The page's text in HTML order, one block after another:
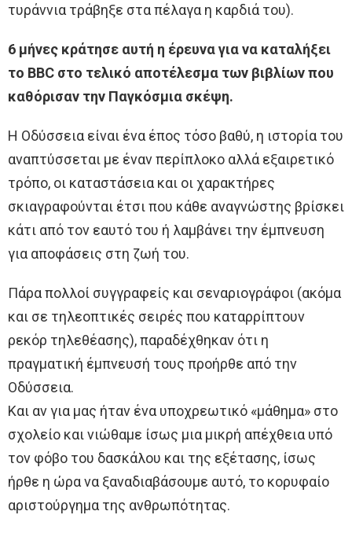
τυράννια τράβηξε στα πέλαγα η καρδιά του).
6 μήνες κράτησε αυτή η έρευνα για να καταλήξει
το BBC στο τελικό αποτέλεσμα των βιβλίων που
καθόρισαν την Παγκόσμια σκέψη.
Η Οδύσσεια είναι ένα έπος τόσο βαθύ, η ιστορία του
αναπτύσσεται με έναν περίπλοκο αλλά εξαιρετικό
τρόπο, οι καταστάσεια και οι χαρακτήρες
σκιαγραφούνται έτσι που κάθε αναγνώστης βρίσκει
κάτι από τον εαυτό του ή λαμβάνει την έμπνευση
για αποφάσεις στη ζωή του.
Πάρα πολλοί συγγραφείς και σεναριογράφοι (ακόμα
και σε τηλεοπτικές σειρές που καταρρίπτουν
ρεκόρ τηλεθέασης), παραδέχθηκαν ότι η
πραγματική έμπνευσή τους προήρθε από την
Οδύσσεια.
Και αν για μας ήταν ένα υποχρεωτικό «μάθημα» στο
σχολείο και νιώθαμε ίσως μια μικρή απέχθεια υπό
τον φόβο του δασκάλου και της εξέτασης, ίσως
ήρθε η ώρα να ξαναδιαβάσουμε αυτό, το κορυφαίο
αριστούργημα της ανθρωπότητας.